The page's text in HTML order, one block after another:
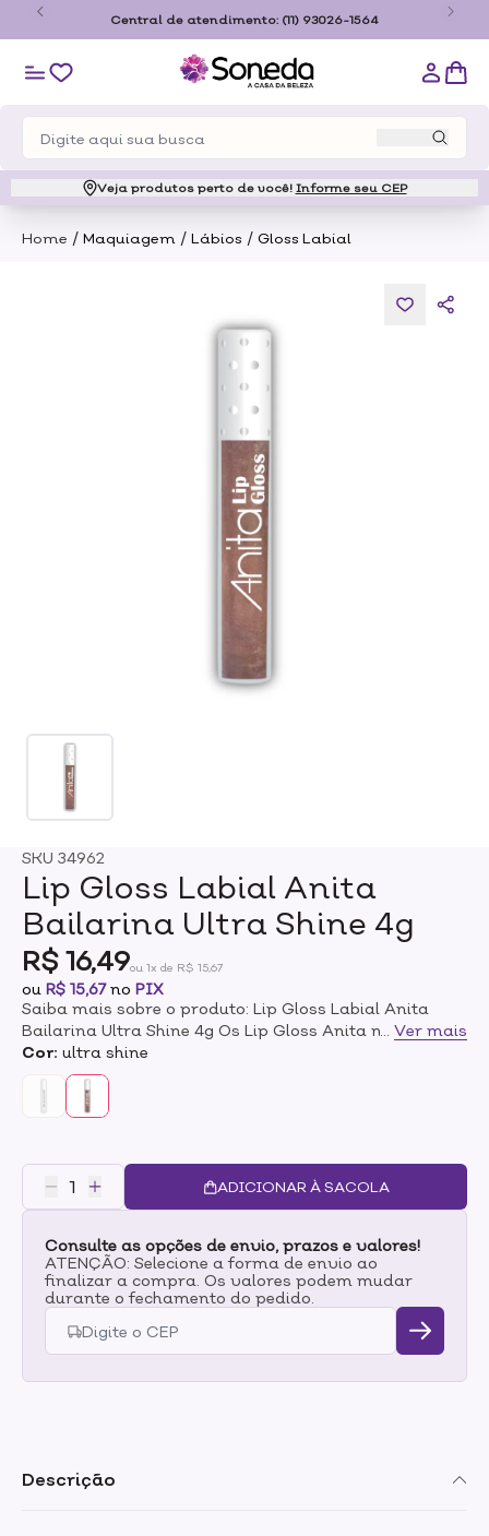
Central de atendimento: (11) 93026-1564
Veja produtos perto de você! Informe seu CEP
Home / Maquiagem / Lábios / Gloss Labial
SKU 34962
Lip Gloss Labial Anita
Bailarina Ultra Shine 4g
R$ 16,49ou 1x de R$ 15,67
ou R$ 15,67no PIX
Saiba mais sobre o produto: Lip Gloss Labial Anita
Bailarina Ultra Shine 4g Os Lip Gloss Anita não
transfere, pois possui alta pígmentação, alta
durabilidade, e além disso, possui diversas vitaminas
e minerais como Manteiga de Karité e Óleo de
Amêndoas, porpocionando lábios super macios e
aplique suavemente sobreos lábios.
Ver mais
Cor: ultra shine
ADICIONAR À SACOLA
Consulte as opções de envio, prazos e valores!
ATENÇÃO: Selecione a forma de envio ao
finalizar a compra. Os valores podem mudar
durante o fechamento do pedido.
Descrição